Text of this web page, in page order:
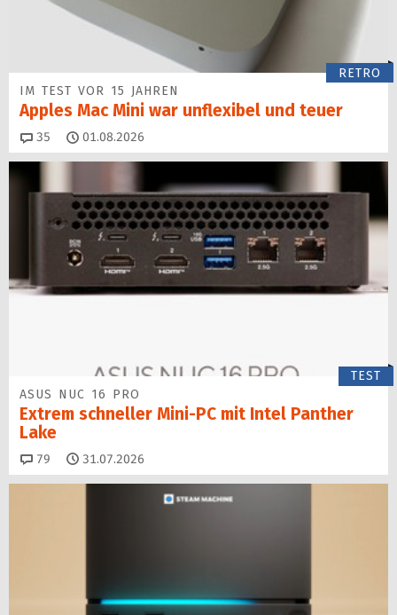
RETRO
IM TEST VOR 15 JAHREN
Apples Mac Mini war unflexibel und teuer
35 Kommentare
01.08.2026
TEST
ASUS NUC 16 PRO
Extrem schneller Mini-PC mit Intel Panther
Lake
79 Kommentare
31.07.2026